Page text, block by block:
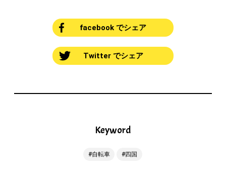
facebook でシェア
Twitter でシェア
Keyword
自転車 四国